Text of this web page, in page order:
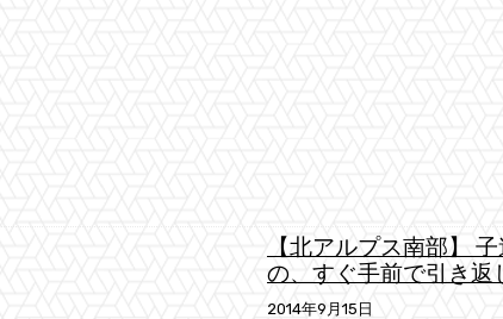
【北アルプス南部】
の、すぐ手前で引き返
2014年9月15日